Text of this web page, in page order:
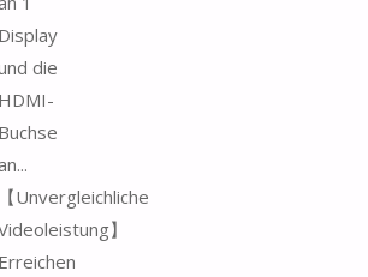
Display
die
HDMI-
Buchse
【Unvergleichliche
】
Erreichen